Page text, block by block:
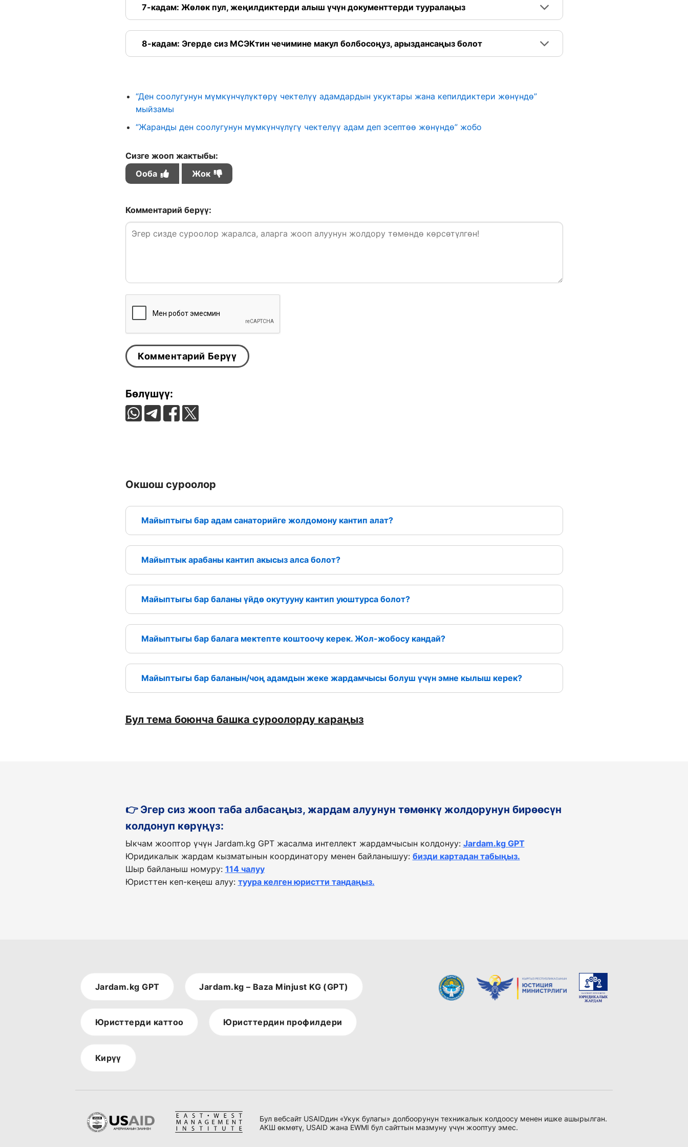
7-кадам: Жөлөк пул, жеңилдиктерди алыш үчүн документтерди тууралаңыз
8-кадам: Эгерде сиз МСЭКтин чечимине макул болбосоңуз, арыздансаңыз болот
“Ден соолугунун мүмкүнчүлүктөрү чектелүү адамдардын укуктары жана кепилдиктери жөнүндө”
мыйзамы
“Жаранды ден соолугунун мүмкүнчүлүгү чектелүү адам деп эсептөө жөнүндө” жобо
Сизге жооп жактыбы:
Ооба
Жок
Комментарий берүү:
Бөлүшүү:
Окшош суроолор
Майыптыгы бар адам санаторийге жолдомону кантип алат?
Майыптык арабаны кантип акысыз алса болот?
Майыптыгы бар баланы үйдө окутууну кантип уюштурса болот?
Майыптыгы бар балага мектепте коштоочу керек. Жол-жобосу кандай?
Майыптыгы бар баланын/чоң адамдын жеке жардамчысы болуш үчүн эмне кылыш керек?
Бул тема боюнча башка суроолорду караңыз
👉 Эгер сиз жооп таба албасаңыз, жардам алуунун төмөнкү жолдорунун бирөөсүн
колдонуп көрүңүз:
Ыкчам жооптор үчүн Jardam.kg GPT жасалма интеллект жардамчысын колдонуу: Jardam.kg GPT
Юридикалык жардам кызматынын координатору менен байланышуу: бизди картадан табыңыз.
Шыр байланыш номуру: 114 чалуу
Юристтен кеп-кеңеш алуу: туура келген юристти тандаңыз.
Jardam.kg GPT Jardam.kg – Baza Minjust KG (GPT)
Юристтерди каттоо Юристтердин профилдери
Кирүү
Бул вебсайт USAIDдин «Укук булагы» долбоорунун техникалык колдоосу менен ишке ашырылган.
АКШ өкмөтү, USAID жана EWMI бул сайттын мазмуну үчүн жооптуу эмес.